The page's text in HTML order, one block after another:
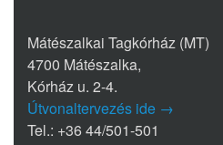
Mátészalkai Tagkórház (MT)
4700 Mátészalka,
Kórház u. 2-4.
Útvonaltervezés ide →
Tel.: +36 44/501-501